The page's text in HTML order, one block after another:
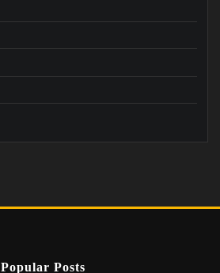
Popular Posts